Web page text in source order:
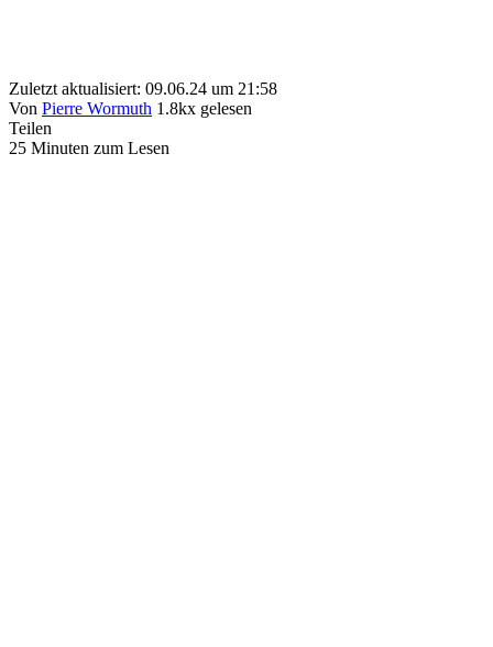
Zuletzt aktualisiert: 09.06.24 um 21:58
Von Pierre Wormuth 1.8kx gelesen
Teilen
25 Minuten zum Lesen